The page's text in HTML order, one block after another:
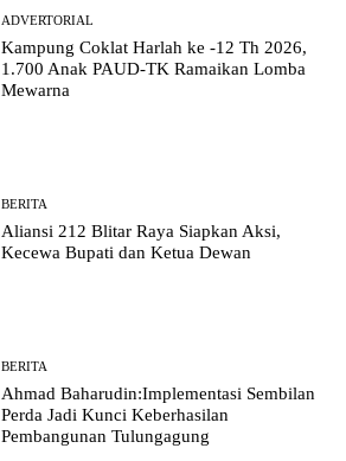
ADVERTORIAL
Kampung Coklat Harlah ke -12 Th 2026,
1.700 Anak PAUD-TK Ramaikan Lomba
Mewarna
BERITA
Aliansi 212 Blitar Raya Siapkan Aksi,
Kecewa Bupati dan Ketua Dewan
BERITA
Ahmad Baharudin:Implementasi Sembilan
Perda Jadi Kunci Keberhasilan
Pembangunan Tulungagung